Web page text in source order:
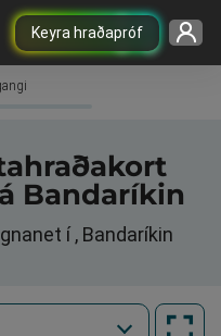
Keyra hraðapróf
Bandaríkin
í , Bandaríkin